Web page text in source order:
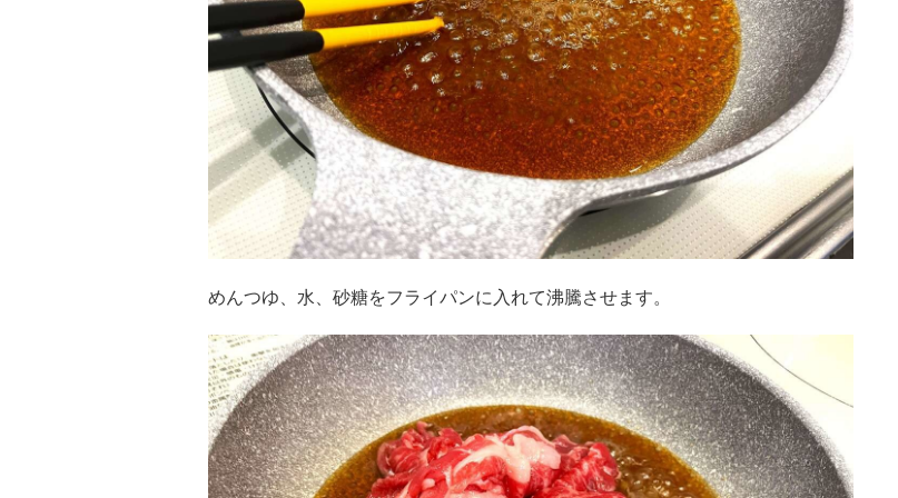
めんつゆ、水、砂糖をフライパンに入れて沸騰させます。